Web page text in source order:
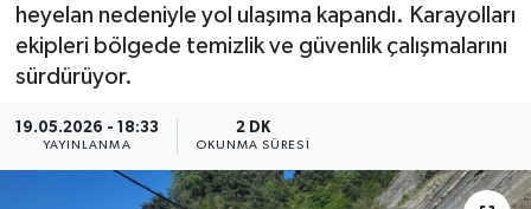
heyelan nedeniyle yol ulaşıma kapandı. Karayolları
ekipleri bölgede temizlik ve güvenlik çalışmalarını
sürdürüyor.
19.05.2026 - 18:33
YAYINLANMA
2 DK
OKUNMA SÜRESI
Bozkurt Haberleri
Çatalzeytin Haberleri
Cide Haberleri
Daday Haberleri